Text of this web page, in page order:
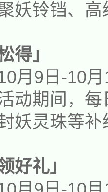
妖铃铛、高
得」
月9日-10
动期间，
妖灵珠等补
好礼」